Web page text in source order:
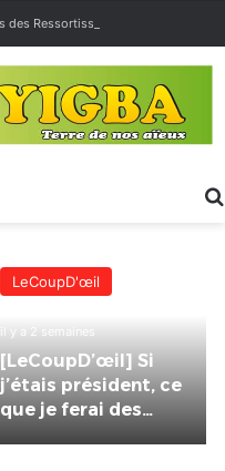
LeCoupD'œil
il y a 2 semaines
[LeCoupD’œil] Si
j’étais président, ce
que je ferai des